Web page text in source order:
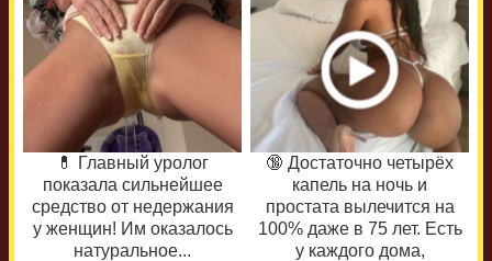
💊 Главный уролог
показала сильнейшее
средство от недержания
у женщин! Им оказалось
натуральное...
🔞 Достаточно четырёх
капель на ночь и
простата вылечится на
100% даже в 75 лет. Есть
у каждого дома,